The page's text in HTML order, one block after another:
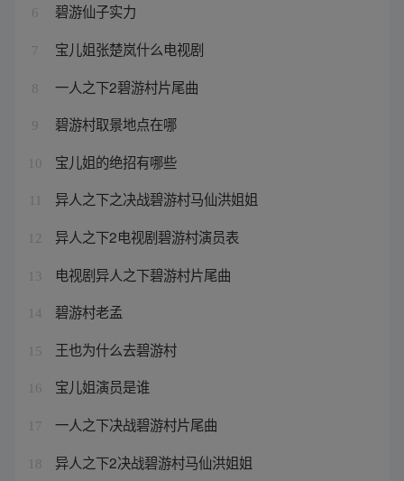
6 碧游仙子实力
7 宝儿姐张楚岚什么电视剧
8 一人之下2碧游村片尾曲
9 碧游村取景地点在哪
10 宝儿姐的绝招有哪些
异人之下之决战碧游村马仙洪姐姐
12 异人之下2电视剧碧游村演员表
13 电视剧异人之下碧游村片尾曲
14 碧游村老孟
15 王也为什么去碧游村
16 宝儿姐演员是谁
17 一人之下决战碧游村片尾曲
18 异人之下2决战碧游村马仙洪姐姐